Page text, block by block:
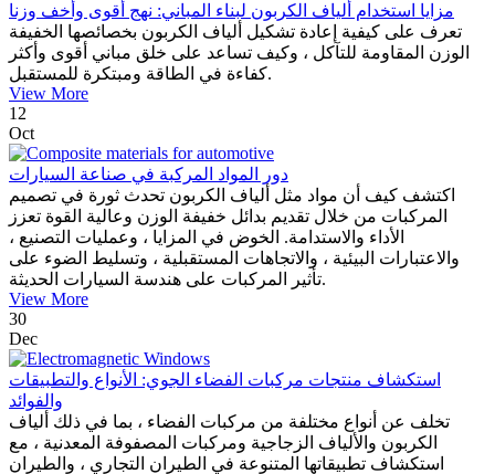
مزايا استخدام ألياف الكربون لبناء المباني: نهج أقوى وأخف وزنا
تعرف على كيفية إعادة تشكيل ألياف الكربون بخصائصها الخفيفة
الوزن المقاومة للتآكل ، وكيف تساعد على خلق مباني أقوى وأكثر
كفاءة في الطاقة ومبتكرة للمستقبل.
View More
12
Oct
دور المواد المركبة في صناعة السيارات
اكتشف كيف أن مواد مثل ألياف الكربون تحدث ثورة في تصميم
المركبات من خلال تقديم بدائل خفيفة الوزن وعالية القوة تعزز
الأداء والاستدامة. الخوض في المزايا ، وعمليات التصنيع ،
والاعتبارات البيئية ، والاتجاهات المستقبلية ، وتسليط الضوء على
تأثير المركبات على هندسة السيارات الحديثة.
View More
30
Dec
استكشاف منتجات مركبات الفضاء الجوي: الأنواع والتطبيقات
والفوائد
تخلف عن أنواع مختلفة من مركبات الفضاء ، بما في ذلك ألياف
الكربون والألياف الزجاجية ومركبات المصفوفة المعدنية ، مع
استكشاف تطبيقاتها المتنوعة في الطيران التجاري ، والطيران